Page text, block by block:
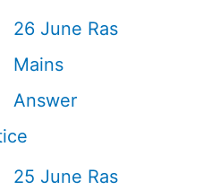
26 June Ras
Mains
Answer
25 June Ras